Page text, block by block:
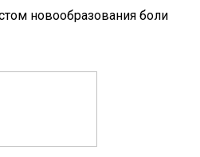
новообразования боли